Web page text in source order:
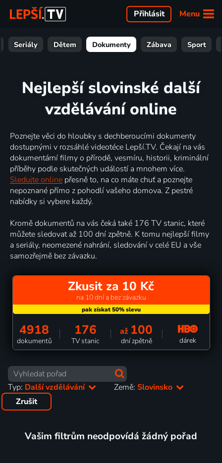
Menu
Přihlásit
Seriály Dětem Dokumenty Zábava Sport
Nejlepší slovinské další
vzdělávání online
Poznejte věci do hloubky s dechberoucími dokumenty
dostupnými v rozsáhlé videotéce Lepší.TV. Čekají na vás
dokumentární filmy o přírodě, vesmíru, historii, kriminální
příběhy podle skutečných událostí a mnohem více.
Sledujte online přesně to, na co máte chuť a poznejte
nepoznané přímo z pohodlí vašeho domova. Z pestré
nabídky si vybere každý.
Kromě dokumentů na vás čeká také 176 TV stanic, které
můžete sledovat až 100 dní zpětně. K tomu nejlepší filmy
a seriály, neomezené nahrání, sledování v celé EU a vše
samozřejmě bez závazku.
Zkusit za 10 Kč
na 10 dní a bez závazku
4918
dokumentů
176
TV stanic
až 100
dní zpětně dárek
Typ: Další vzdělávání Země:Slovinsko
Zrušit
Vašim filtrům neodpovídá žádný pořad